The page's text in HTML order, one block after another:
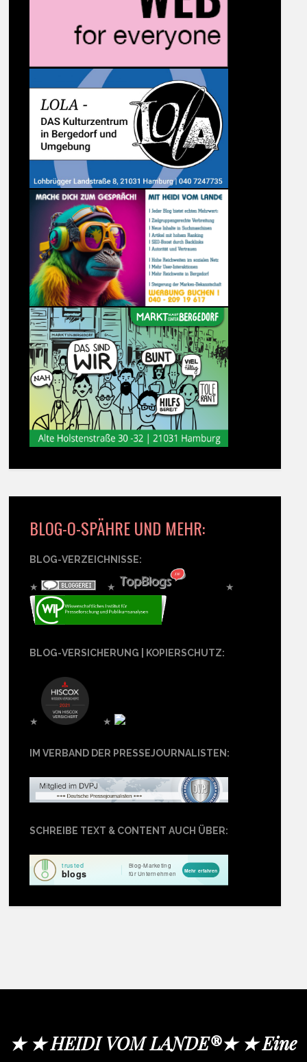
BLOG-O-SPÄHRE UND MEHR:
BLOG-VERZEICHNISSE:
★ ★ ★
BLOG-VERSICHERUNG | KOPIERSCHUTZ:
★ ★
IM VERBAND DER PRESSEJOURNALISTEN:
SCHREIBE TEXT & CONTENT AUCH ÜBER:
★ ★ HEIDI VOM LANDE®★ ★ Eine